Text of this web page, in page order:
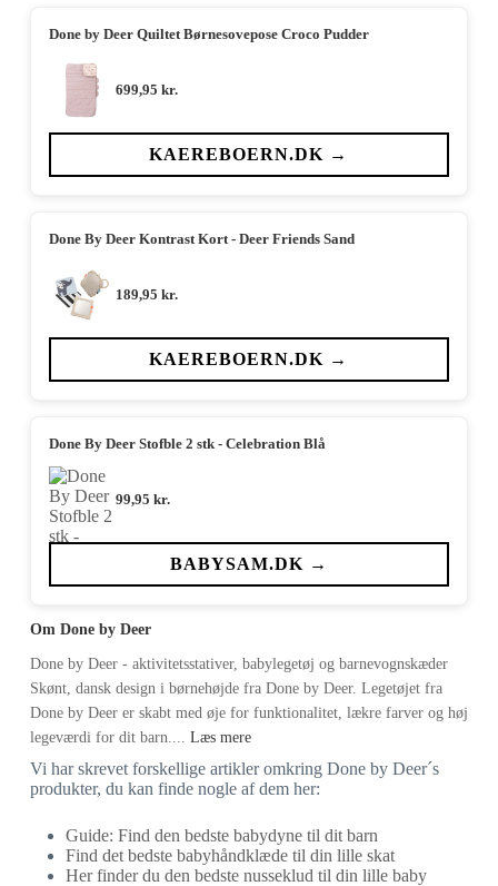
Done by Deer Quiltet Børnesovepose Croco Pudder
699,95 kr.
KAEREBOERN.DK →
Done By Deer Kontrast Kort - Deer Friends Sand
189,95 kr.
KAEREBOERN.DK →
Done By Deer Stofble 2 stk - Celebration Blå
99,95 kr.
BABYSAM.DK →
Om Done by Deer
Done by Deer - aktivitetsstativer, babylegetøj og barnevognskæder
Skønt, dansk design i børnehøjde fra Done by Deer. Legetøjet fra
Done by Deer er skabt med øje for funktionalitet, lækre farver og høj
legeværdi for dit barn.... Læs mere
Vi har skrevet forskellige artikler omkring Done by Deer´s
produkter, du kan finde nogle af dem her:
Guide: Find den bedste babydyne til dit barn
Find det bedste babyhåndklæde til din lille skat
Her finder du den bedste nusseklud til din lille baby